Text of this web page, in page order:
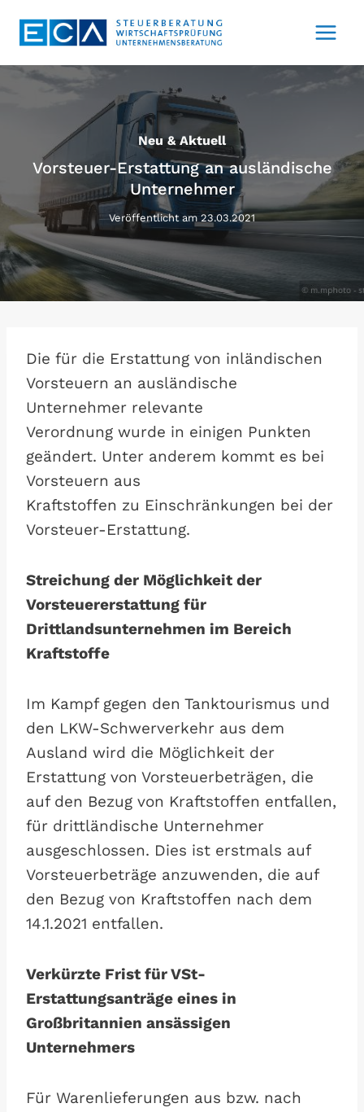
Inhalt
Neu & Aktuell
Vorsteuer-Erstattung an ausländische
Unternehmer
Veröffentlicht am 23.03.2021
Die für die Erstattung von inländischen
Vorsteuern an ausländische
Unternehmer relevante
Verordnung wurde in einigen Punkten
geändert. Unter anderem kommt es bei
Vorsteuern aus
Kraftstoffen zu Einschränkungen bei der
Vorsteuer-Erstattung.
Streichung der Möglichkeit der
Vorsteuererstattung für
Drittlandsunternehmen im Bereich
Kraftstoffe
Im Kampf gegen den Tanktourismus und
den LKW-Schwerverkehr aus dem
Ausland wird die Möglichkeit der
Erstattung von Vorsteuerbeträgen, die
auf den Bezug von Kraftstoffen entfallen,
für drittländische Unternehmer
ausgeschlossen. Dies ist erstmals auf
Vorsteuerbeträge anzuwenden, die auf
den Bezug von Kraftstoffen nach dem
14.1.2021 entfallen.
Verkürzte Frist für VSt-
Erstattungsanträge eines in
Großbritannien ansässigen
Unternehmers
Für Warenlieferungen aus bzw. nach